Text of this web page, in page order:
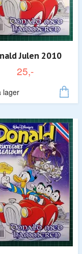
Julen 2010
25,-
lager